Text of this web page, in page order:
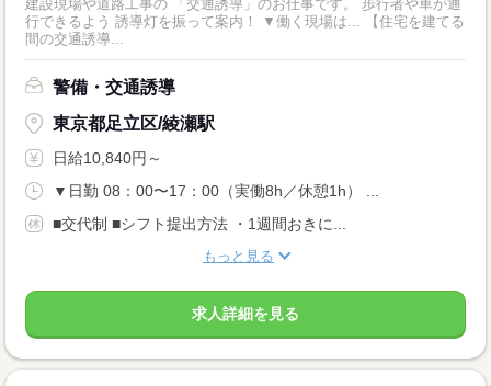
建設現場や道路工事の 「交通誘導」のお仕事です。 歩行者や車が通
行できるよう 誘導灯を振って案内！ ▼働く現場は... 【住宅を建てる
間の交通誘導...
警備・交通誘導
東京都足立区/綾瀬駅
日給10,840円～
▼日勤 08：00〜17：00（実働8h／休憩1h） ...
■交代制 ■シフト提出方法 ・1週間おきに...
もっと見る
求人詳細を見る